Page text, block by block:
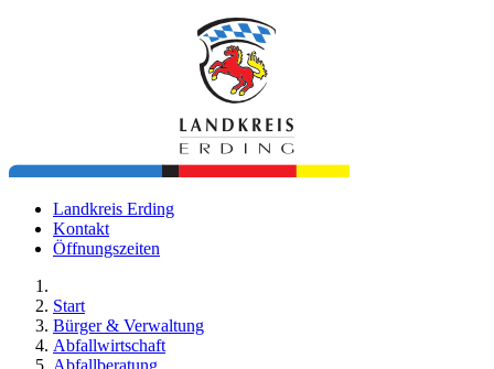
Landkreis Erding
Kontakt
Öffnungszeiten
Start
Bürger & Verwaltung
Abfallwirtschaft
Abfallberatung